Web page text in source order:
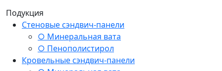
Подукция
Стеновые сэндвич-панели
○ Минеральная вата
○ Пенополистирол
Кровельные сэндвич-панели